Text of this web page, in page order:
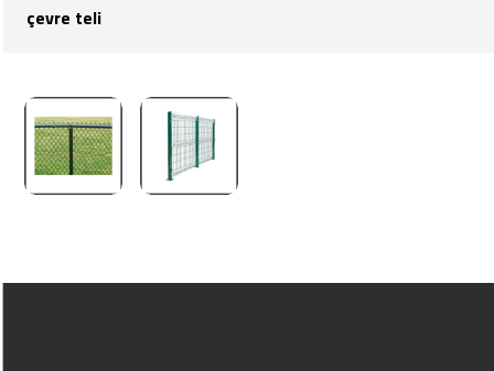
çevre teli